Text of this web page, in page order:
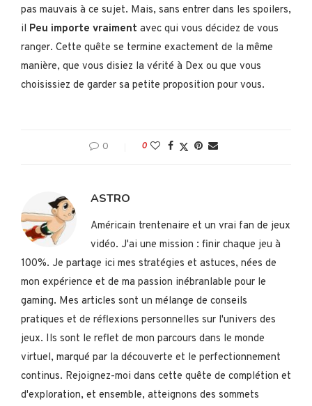
pas mauvais à ce sujet. Mais, sans entrer dans les spoilers,
il Peu importe vraiment avec qui vous décidez de vous
ranger. Cette quête se termine exactement de la même
manière, que vous disiez la vérité à Dex ou que vous
choisissiez de garder sa petite proposition pour vous.
0 0
ASTRO
Américain trentenaire et un vrai fan de jeux
vidéo. J'ai une mission : finir chaque jeu à
100%. Je partage ici mes stratégies et astuces, nées de
mon expérience et de ma passion inébranlable pour le
gaming. Mes articles sont un mélange de conseils
pratiques et de réflexions personnelles sur l'univers des
jeux. Ils sont le reflet de mon parcours dans le monde
virtuel, marqué par la découverte et le perfectionnement
continus. Rejoignez-moi dans cette quête de complétion et
d'exploration, et ensemble, atteignons des sommets